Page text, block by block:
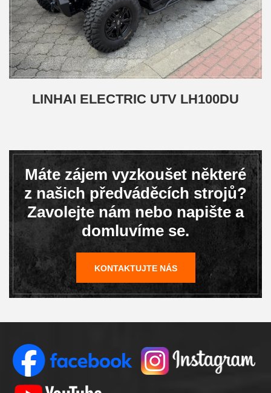
LINHAI ELECTRIC UTV LH100DU
Máte zájem vyzkoušet některé
z našich předváděcích strojů?
Zavolejte nám nebo napište a
domluvíme se.
KONTAKTUJTE NÁS